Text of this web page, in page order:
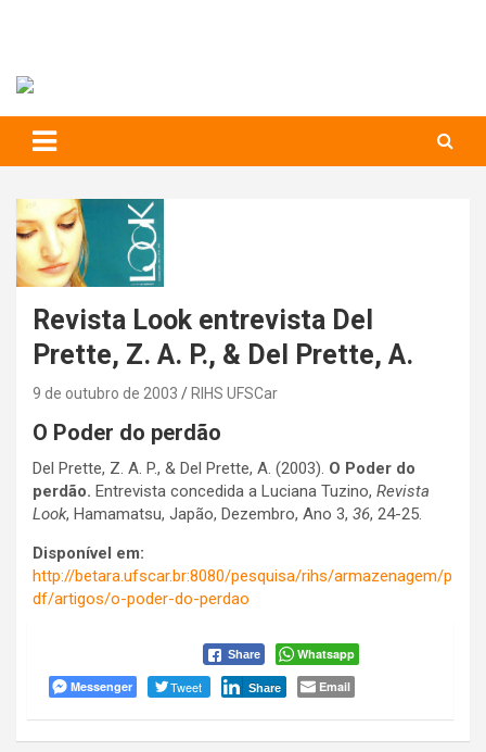
Revista Look entrevista Del
Prette, Z. A. P., & Del Prette, A.
9 de outubro de 2003 RIHS UFSCar
O Poder do perdão
Del Prette, Z. A. P., & Del Prette, A. (2003). O Poder do
perdão. Entrevista concedida a Luciana Tuzino, Revista
Look, Hamamatsu, Japão, Dezembro, Ano 3, 36, 24-25.
Disponível em:
http://betara.ufscar.br:8080/pesquisa/rihs/armazenagem/p
df/artigos/o-poder-do-perdao
Share
Whatsapp
Messenger
Tweet Share Email